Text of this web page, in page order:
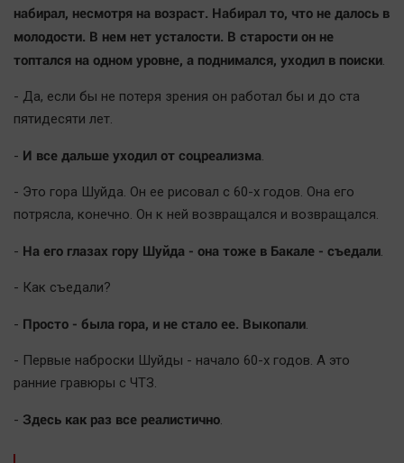
набирал, несмотря на возраст. Набирал то, что не далось в
молодости. В нем нет усталости. В старости он не
топтался на одном уровне, а поднимался, уходил в поиски.
- Да, если бы не потеря зрения он работал бы и до ста
пятидесяти лет.
- И все дальше уходил от соцреализма.
- Это гора Шуйда. Он ее рисовал с 60-х годов. Она его
потрясла, конечно. Он к ней возвращался и возвращался.
- На его глазах гору Шуйда - она тоже в Бакале - съедали.
- Как съедали?
- Просто - была гора, и не стало ее. Выкопали.
- Первые наброски Шуйды - начало 60-х годов. А это
ранние гравюры с ЧТЗ.
- Здесь как раз все реалистично.